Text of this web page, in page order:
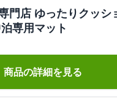
門店 ゆったりクッシ
専用マット
商品の詳細を見る